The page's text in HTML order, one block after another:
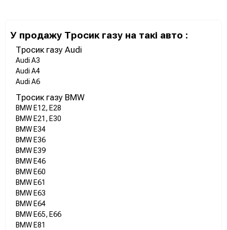
У продажу Тросик газу на такі авто :
Тросик газу Audi
Audi A3
Audi A4
Audi A6
Тросик газу BMW
BMW E12, E28
BMW E21, E30
BMW E34
BMW E36
BMW E39
BMW E46
BMW E60
BMW E61
BMW E63
BMW E64
BMW E65, E66
BMW E81